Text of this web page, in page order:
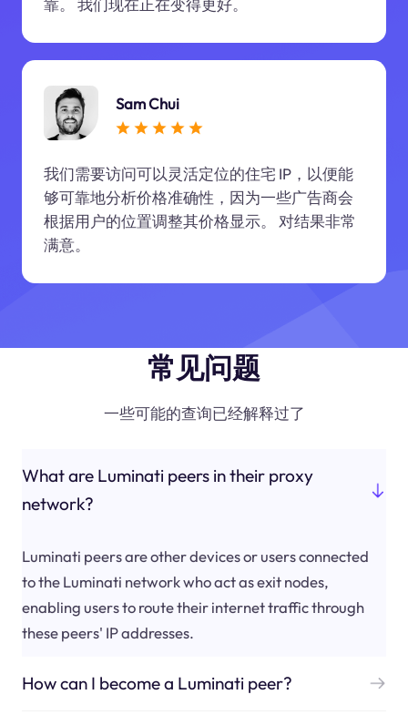
靠。 我们现在正在变得更好。
Sam Chui
我们需要访问可以灵活定位的住宅 IP，以便能
够可靠地分析价格准确性，因为一些广告商会
根据用户的位置调整其价格显示。 对结果非常
满意。
常见问题
一些可能的查询已经解释过了
What are Luminati peers in their proxy
network?
Luminati peers are other devices or users connected
to the Luminati network who act as exit nodes,
enabling users to route their internet traffic through
these peers' IP addresses.
How can I become a Luminati peer?